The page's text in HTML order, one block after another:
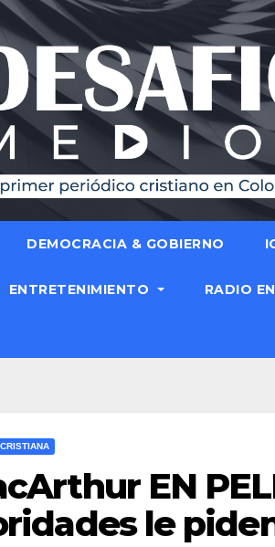
DEMOCRACIA & GOBIERNO
ENTRETENIMIENTO RADIO
EN
le